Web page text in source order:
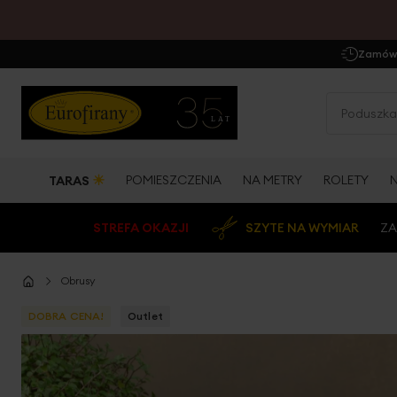
TARAS ☀ POMIESZCZENIA NA METRY ROLETY
STREFA OKAZJI SZYTE NA WYMIAR
Obrusy
Przejdź
na
koniec
DOBRA CENA! Outlet